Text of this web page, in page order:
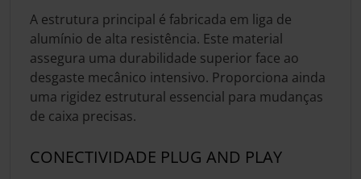
A estrutura principal é fabricada em liga de
alumínio de alta resistência. Este material
assegura uma durabilidade superior face ao
desgaste mecânico intensivo. Proporciona ainda
uma rigidez estrutural essencial para mudanças
de caixa precisas.
CONECTIVIDADE PLUG AND PLAY